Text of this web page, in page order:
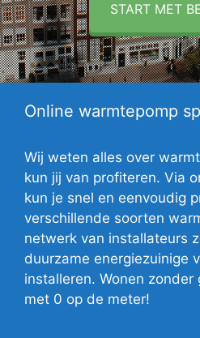
START MET
Online warmtepomp
Wij weten alles over
kun jij van profiteren. Via
kun je snel en eenvoudig
verschillende soorten
netwerk van installateurs
duurzame energiezuinige
installeren. Wonen zonder
met 0 op de meter!